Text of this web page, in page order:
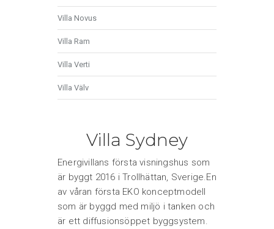
Villa Novus
Villa Ram
Villa Verti
Villa Välv
Villa Sydney
Energivillans första visningshus som
är byggt 2016 i Trollhättan, Sverige.En
av våran första EKO konceptmodell
som är byggd med miljö i tanken och
är ett diffusionsöppet byggsystem.